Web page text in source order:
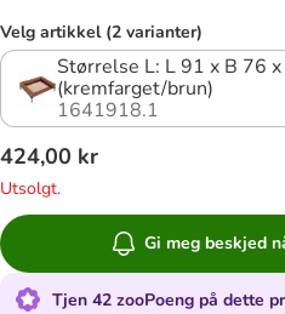
Velg artikkel (2 varianter)
Størrelse L: L 91 x B 76
(kremfarget/brun)
1641918.1
424,00 kr
Utsolgt.
Gi meg beskjed
Tjen 42 zooPoeng på dette